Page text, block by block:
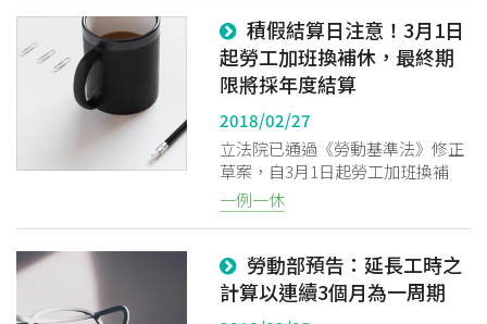
積假結算日注意！3月1日
起勞工加班換補休，最終期
限將採年度結算
2018/02/27
立法院已通過《勞動基準法》修正
草案，自3月1日起勞工加班換補
休，將比照特休假，採年度結清；
而3月1日之前勞工加班換補休，其
一例一休
勞動部預告：延長工時之
計算以連續3個月為一周期